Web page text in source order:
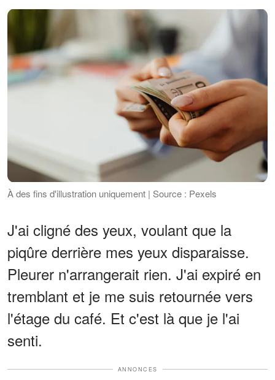
À des fins d'illustration uniquement | Source : Pexels
J'ai cligné des yeux, voulant que la
piqûre derrière mes yeux disparaisse.
Pleurer n'arrangerait rien. J'ai expiré en
tremblant et je me suis retournée vers
l'étage du café. Et c'est là que je l'ai
senti.
ANNONCES